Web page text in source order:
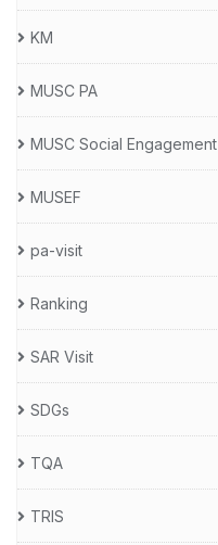
KM
MUSC PA
MUSC Social Engagement
MUSEF
pa-visit
Ranking
SAR Visit
SDGs
TQA
TRIS